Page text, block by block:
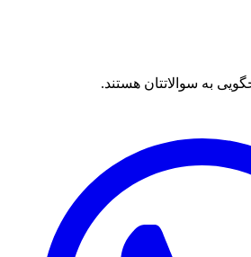
به سوالاتتان هستند.